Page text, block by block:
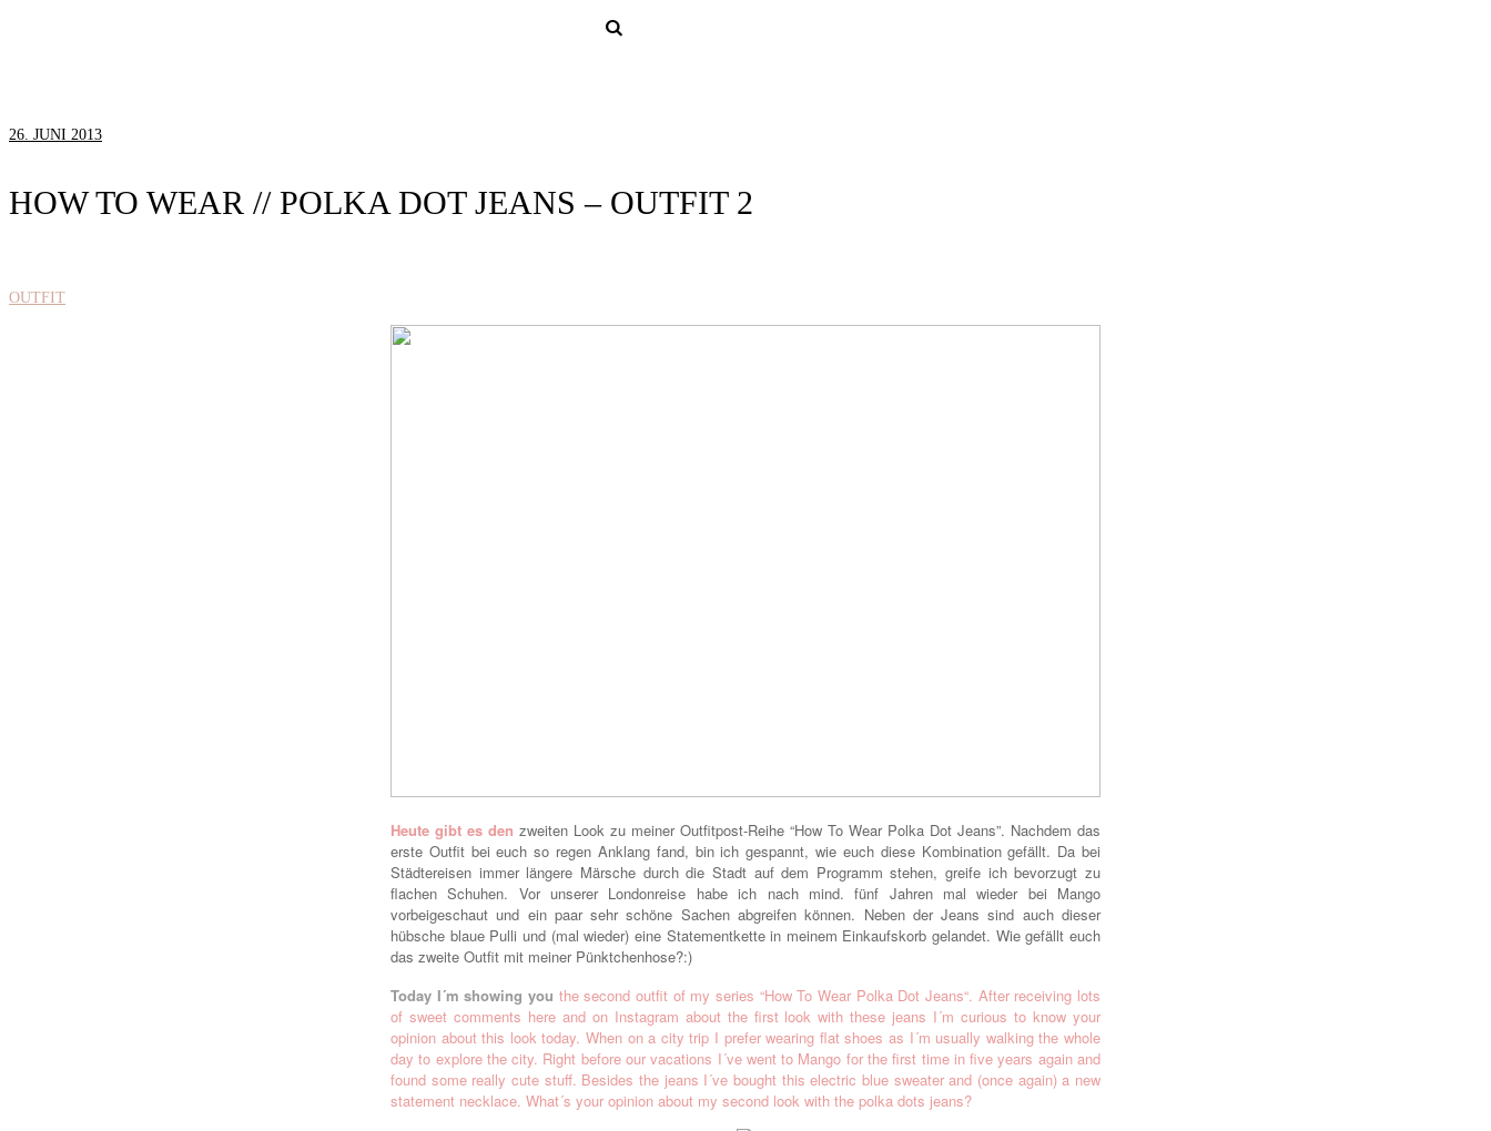
26. JUNI 2013
HOW TO WEAR // POLKA DOT JEANS – OUTFIT 2
OUTFIT
Heute gibt es den zweiten Look zu meiner Outfitpost-Reihe “How To Wear Polka Dot Jeans”. Nachdem das
erste Outfit bei euch so regen Anklang fand, bin ich gespannt, wie euch diese Kombination gefällt. Da bei
Städtereisen immer längere Märsche durch die Stadt auf dem Programm stehen, greife ich bevorzugt zu
flachen Schuhen. Vor unserer Londonreise habe ich nach mind.fünf Jahrenmal wieder bei Mango
vorbeigeschaut und ein paar sehr schöne Sachen abgreifen können. Neben der Jeans sind auch dieser
hübsche blaue Pulli und (mal wieder) eine Statementkettein meinem Einkaufskorb gelandet. Wie gefällt euch
das zweite Outfit mit meiner Pünktchenhose?:)
Today I´m showing you the second outfit of my series “How To Wear Polka Dot Jeans“. After receiving lots
of sweet comments here and on Instagram about the first look with these jeans I´m curious to know your
opinion about this look today. When on a city trip I prefer wearing flat shoes as I´m usually walking the whole
day to explore the city. Right before our vacations I´ve went to Mango for the first time in five years again and
found some really cute stuff. Besides the jeans I´ve bought thiselectric blue sweater and (once again) a new
statement necklace. What´s your opinion about my second look with the polka dots jeans?